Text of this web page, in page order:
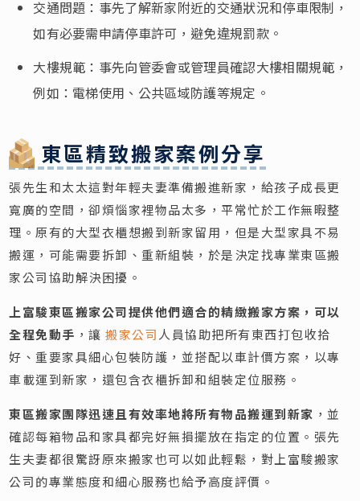
交通問題：事先了解新家附近的交通狀況和停車限制，
如有必要需申請停車許可，避免違規罰款。
大樓規範：事先向管委會或管理員確認大樓相關規範，
例如：電梯使用、公共區域防護等規定。
東區精致搬家案例分享
張先生和太太這對年輕夫妻準備搬進新家，給孩子成長更
寬廣的空間，卻煩惱家裡物品太多，平常忙於工作無暇整
理。原有的大型衣櫃想搬到新家留用，但是大型家具不易
搬運，可能需要拆卸、重新組裝，於是決定找專業東區搬
家公司協助解決困擾。
上富駿東區搬家公司提供他們適合的精緻搬家方案，可以
全程免動手 ，讓搬家公司 人員協助把所有東西打包收拾
好、重要家具細心包裝防護，並搭配以車計價方案，以專
車載運到新家，還包含衣櫃拆卸和組裝定位服務。
東區搬家團隊迅速且有效率地將所有物品搬運到新家 ，並
確認每箱物品和家具都完好無損擺放在指定的位置。張先
生夫妻都很驚訝原來搬家也可以如此輕鬆，對上富駿搬家
公司的專業態度和細心服務也給予高度評價。